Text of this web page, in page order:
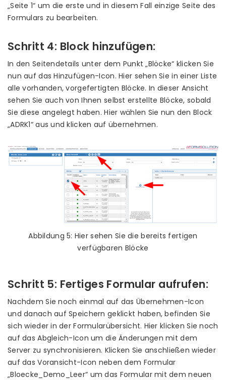
„Seite 1“ um die erste und in diesem Fall einzige Seite des
Formulars zu bearbeiten.
Schritt 4: Block hinzufügen:
In den Seitendetails unter dem Punkt „Blöcke“ klicken Sie
nun auf das Hinzufügen-Icon. Hier sehen Sie in einer Liste
alle vorhanden, vorgefertigten Blöcke. In dieser Ansicht
sehen Sie auch von Ihnen selbst erstellte Blöcke, sobald
Sie diese angelegt haben. Hier wählen Sie nun den Block
„ADRK1“ aus und klicken auf übernehmen.
Abbildung 5: Hier sehen Sie die bereits fertigen
verfügbaren Blöcke
Schritt 5: Fertiges Formular aufrufen:
Nachdem Sie noch einmal auf das Übernehmen-Icon
und danach auf Speichern geklickt haben, befinden Sie
sich wieder in der Formularübersicht. Hier klicken Sie noch
auf das Abgleich-Icon um die Änderungen mit dem
Server zu synchronisieren. Klicken Sie anschließen wieder
auf das Voransicht-Icon neben dem Formular
„Bloecke_Demo_Leer“ um das Formular mit dem neuen